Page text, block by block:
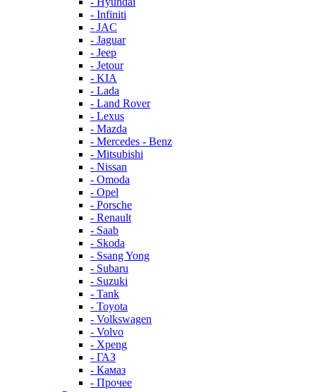
- Infiniti
- JAC
- Jaguar
- Jeep
- Jetour
- KIA
- Lada
- Land Rover
- Lexus
- Mazda
- Mercedes - Benz
- Mitsubishi
- Nissan
- Omoda
- Opel
- Porsche
- Renault
- Saab
- Skoda
- Ssang Yong
- Subaru
- Suzuki
- Tank
- Toyota
- Volkswagen
- Volvo
- Xpeng
- ГАЗ
- Камаз
- Прочее